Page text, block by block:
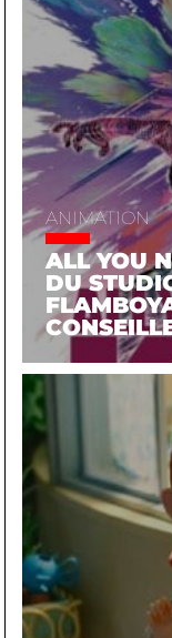
ANIMATION
ALL YOU
DU